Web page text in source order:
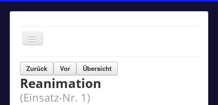
Navigation
an/aus
Home
Einsätze
Aktuelles
Zurück Vor Übersicht
Reanimation
(Einsatz-Nr. 1)